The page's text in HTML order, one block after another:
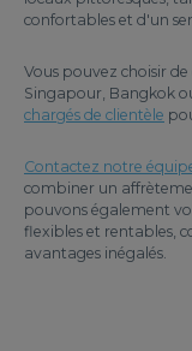
confortables et d'un
Vous pouvez choisir
Singapour, Bangkok
chargés de clientèle
Contactez notre
combiner un
pouvons également
flexibles et rentables,
avantages inégalés.